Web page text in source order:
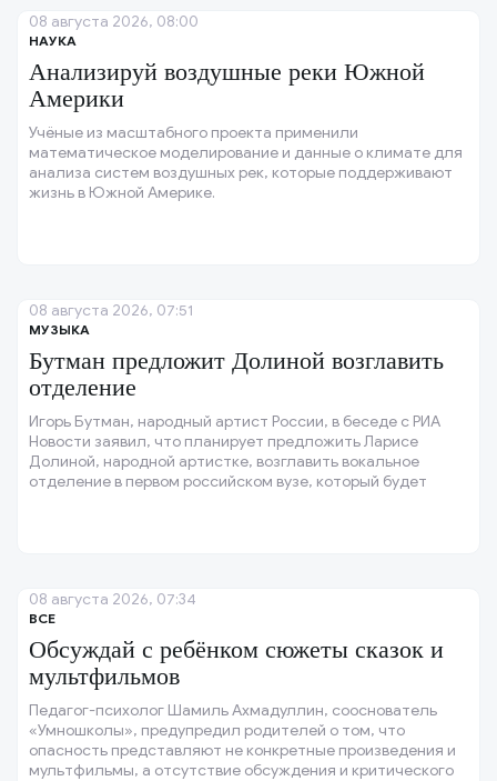
НАУКА
Анализируй воздушные реки Южной
Америки
Учёные из масштабного проекта применили
математическое моделирование и данные о климате для
анализа систем воздушных рек, которые поддерживают
жизнь в Южной Америке.
08 августа 2026, 08:00
МУЗЫКА
Бутман предложит Долиной возглавить
отделение
Игорь Бутман, народный артист России, в беседе с РИА
Новости заявил, что планирует предложить Ларисе
Долиной, народной артистке, возглавить вокальное
отделение в первом российском вузе, который будет
08 августа 2026, 07:51
ВСЕ
Обсуждай с ребёнком сюжеты сказок и
мультфильмов
Педагог-психолог Шамиль Ахмадуллин, сооснователь
«Умношколы», предупредил родителей о том, что
опасность представляют не конкретные произведения и
мультфильмы, а отсутствие обсуждения и критического
08 августа 2026, 07:34